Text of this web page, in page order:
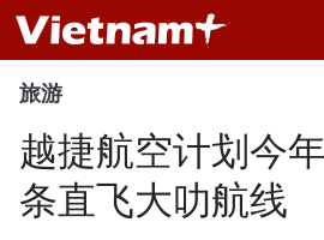
旅游
越捷航空计划今
条直飞大叻航线